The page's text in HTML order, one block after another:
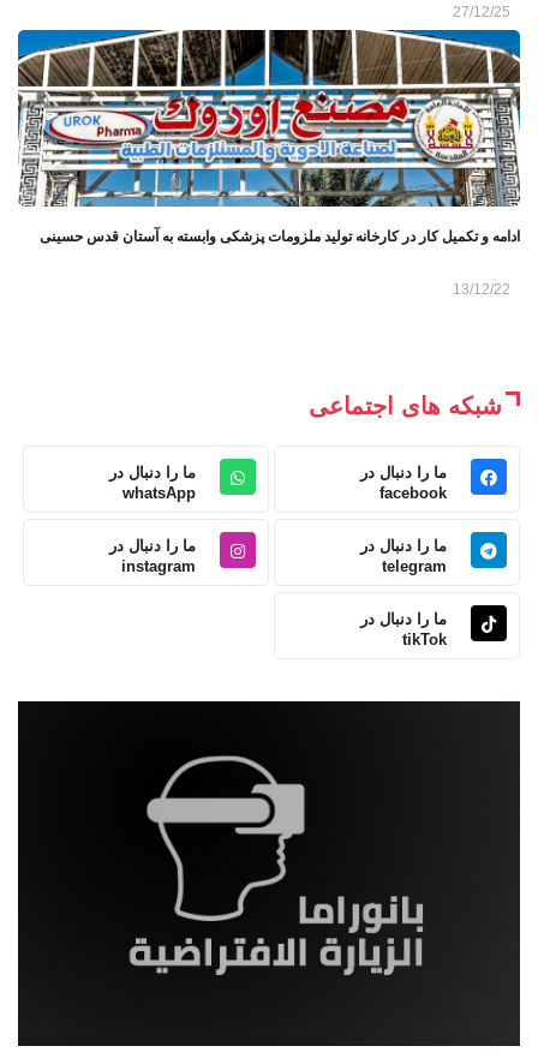
27/12/25
ادامه و تکمیل کار در کارخانه تولید ملزومات پزشکی وابسته به آستان قدس حسینی
13/12/22
شبکه های اجتماعی
ما را دنبال در
facebook
ما را دنبال در
whatsApp
ما را دنبال در
telegram
ما را دنبال در
instagram
ما را دنبال در
tikTok